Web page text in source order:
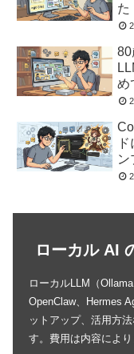
た
め
ン
ローカル AI
ローカルLLM（
OpenClaw、Hermes
ットアップ、活用方
す。費用は内容により